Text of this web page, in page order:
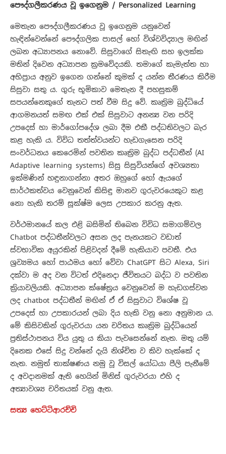
පෞද්ගලීකරණය වූ ඉගෙනුම / Personalized Learning
මෙතැන පෞද්ගලීකරණය වූ ඉගෙනුම යනුවෙන්
හැඳින්වෙන්නේ පෞද්ගලික පාසල් හෝ විශ්වවිද්‍යාල මඟින්
ලබන අධ්‍යාපනය නොවේ. සිසුවාගේ සිතැඟි සහ ඉලක්ක
මතින් දිවෙන අධ්‍යාපන ක්‍රමවේදයකි. තමාගේ කැමැත්ත හා
අභිප්‍රාය අනුව ඉගෙන ගන්නේ කුමක් ද යන්න තීරණය කිරීම
සිසුවා සතු ය. ගුරු භූමිකාව මෙතැන දී පහසුකම්
සපයන්නෙකුගේ තැනට පත් වීම සිදු වේ. කෘත්‍රිම බුද්ධියේ
ආගමනයත් සමඟ එක් එක් සිසුවාට අනන්‍ය වන පරිදි
උපදෙස් හා මාර්ගෝපදේශ ලබා දීම එකී පද්ධතිවලට බැර
කළ හැකි ය. විවිධ තත්ත්වයන්ට හැඩගැසෙන පරිදි
සංවර්ධනය කෙරෙමින් පවතින කෘත්‍රිම බුද්ධ පද්ධතීන් (AI
Adaptive learning systems) සිසු සිසුවියන්ගේ අවශ්‍යතා
ඉක්මණින් හඳුනාගන්නා අතර ඔහුගේ හෝ ඇයගේ
සාර්ථකත්වය වෙනුවෙන් කිසිඳු මානව ගුරුවරයෙකුට කළ
නො හැකි තරම් සූක්ෂ්ම ලෙස උපකාර කරනු ඇත.
වර්ථමානයේ කල එළි බසිමින් තිබෙන විවිධ සමාගම්වල
Chatbot පද්ධතීන්වලට අසන ලද පැනයකට වඩාත්
ස්වභාවික අයුරකින් පිළිවදන් දීමේ හැකියාව පවතී. එය
ශ්‍රව්‍යමය හෝ පාඨමය හෝ වේවා ChatGPT සිට Alexa, Siri
දක්වා ම අද වන විටත් එදිනෙදා ජීවිතයට බද්ධ ව පවතින
ක්‍රියාවලියකි. අධ්‍යාපන ක්ෂේත්‍රය වෙනුවෙන් ම හැඩගස්වන
ලද chatbot පද්ධතීන් මඟින් ඒ ඒ සිසුවාට විශේෂ වූ
උපදෙස් හා උපකාරයන් ලබා දිය හැකි වනු නො අනුමාන ය.
මේ කිසිවකින් ගුරුවරයා යන චරිතය කෘත්‍රිම බුද්ධියෙන්
ප්‍රතිස්ථාපනය විය යුතු ය කියා පැවසෙන්නේ නැත. මතු යම්
දිනෙක එසේ සිදු වන්නේ දැයි නිශ්චිත ව කිව හැක්කේ ද
නැත. නමුත් තාක්ෂණය නමු වූ විසල් යෝධයා පීලි පැනීමේ
ද අවදානමක් ඇති හෙයින් මිනිස් ගුරුවරයා එහි ද
අත්‍යාවශ්‍ය චරිතයක් වනු ඇත.
සත්‍ය හෙට්ටිආරච්චි